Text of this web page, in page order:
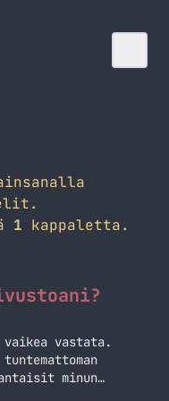
1 kappaletta.
vaikea vastata.
minun
mitä haluat?